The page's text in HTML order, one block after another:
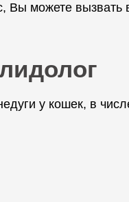
Вы можете
у кошек, в